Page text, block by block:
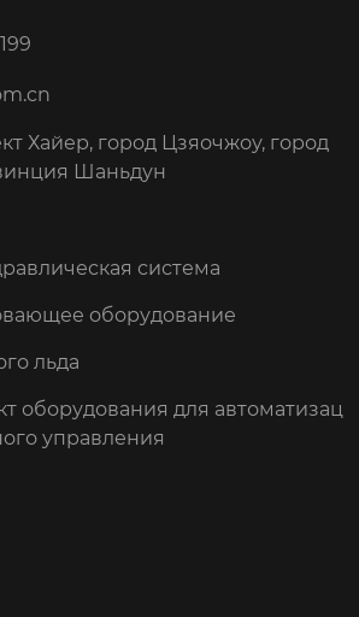
Хайер, город Цзяочжоу, город
Шаньдун
система
оборудование
льда
оборудования для автоматизац
управления